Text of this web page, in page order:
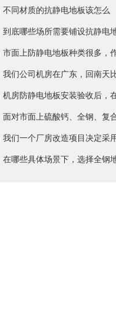
多久？
不同材质的抗静电地板该怎么
选？
到底哪些场所需要铺设抗静电
板？
市面上防静电地板种类很多，
为采购方，我们该如何鉴别地
的质量好坏？所谓的“系统电
阻”为什么很重要？
我们公司机房在广东，回南天
较潮湿，这种环境下使用防静
地板要注意什么？日常维护有
些要点？
机房防静电地板安装验收后，
日常运维中常常被忽视。请问
一套规范的、可操作的维护规
应包含哪些内容？有哪些“小问
面对市面上硫酸钙、全钢、复
等多种类型的机房防静电地板
我们该如何科学选型？除了预
我们一个厂房改造项目决定采
全钢防静电地板。听说它的安
在哪些具体场景下，选择全钢